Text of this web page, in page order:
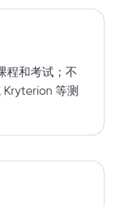
程和考试；不
等测